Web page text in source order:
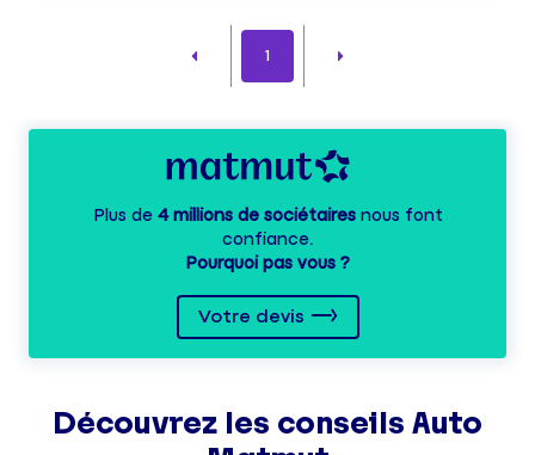
1
Plus de 4 millions de sociétairesnous font
confiance.
Pourquoi pas vous ?
Votre devis
Découvrez les conseils Auto